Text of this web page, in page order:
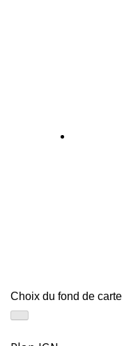
Choix du fond de carte